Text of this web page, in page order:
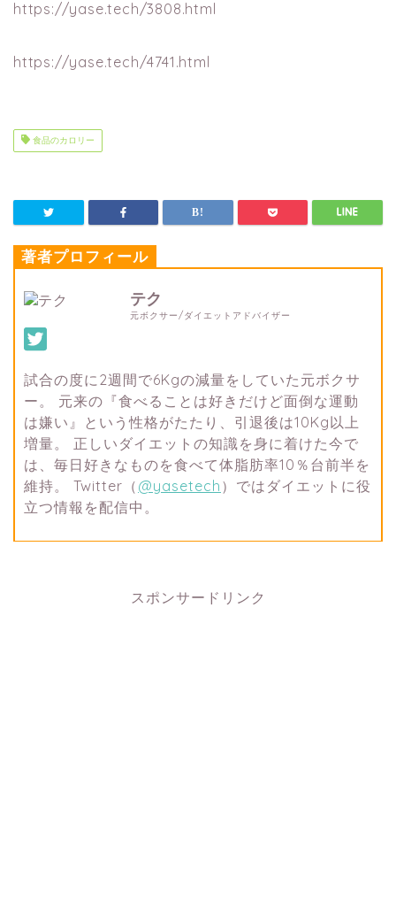
https://yase.tech/3808.html
https://yase.tech/4741.html
食品のカロリー
著者プロフィール
テク
元ボクサー/ダイエットアドバイザー
試合の度に2週間で6Kgの減量をしていた元ボクサ
ー。 元来の『食べることは好きだけど面倒な運動
は嫌い』という性格がたたり、引退後は10Kg以上
増量。 正しいダイエットの知識を身に着けた今で
は、毎日好きなものを食べて体脂肪率10％台前半を
維持。 Twitter（ @yasetech ）ではダイエットに役
立つ情報を配信中。
スポンサードリンク